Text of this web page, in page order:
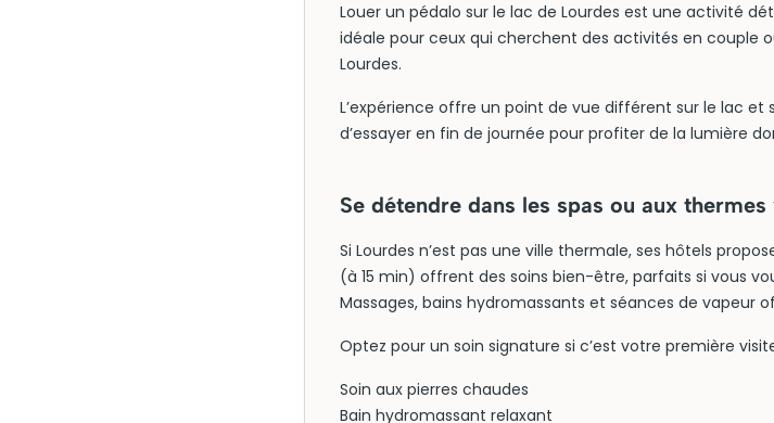
Louer un pédalo sur le lac de Lourdes est une activité
idéale pour ceux qui cherchent des activités en couple
Lourdes.
L’expérience offre un point de vue différent sur le lac et
d’essayer en fin de journée pour profiter de la lumière
Se détendre dans les spas ou aux
Si Lourdes n’est pas une ville thermale, ses hôtels
(à 15 min) offrent des soins bien-être, parfaits si vous
Massages, bains hydromassants et séances de vapeur
Optez pour un soin signature si c’est votre première
Soin aux pierres chaudes
Bain hydromassant relaxant